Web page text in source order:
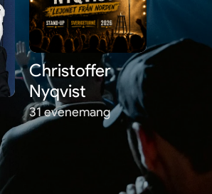
Christoffer
Nyqvist
31 evenemang